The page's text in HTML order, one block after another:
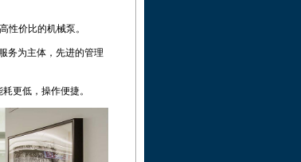
性价比的机械泵。
务为主体，先进的管理
更低，操作便捷。